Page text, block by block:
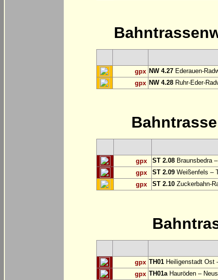
gpx NW 4.27 Ederauen-
gpx NW 4.28 Ruhr-Eder-
gpx ST 2.08 Braunsbedra
gpx
ST 2.09 Weißenfels –
gpx
ST 2.10 Zuckerbahn-
gpx TH01 Heiligenstadt Ost
gpx TH01aHauröden –